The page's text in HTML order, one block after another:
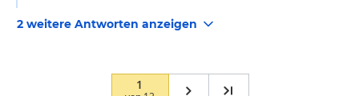
2 weitere Antworten anzeigen
1